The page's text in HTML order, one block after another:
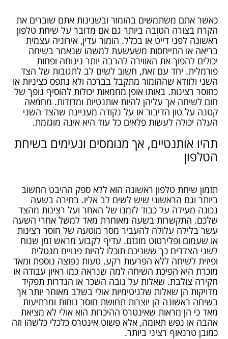
כאשר אתם משתמשים בהומור ובשנינות אתם שוברים את
הקרח בצורה הטובה ביותר גם אם מדובר על שיחת טלפון
ראשונה לפני דייט או בכלל. הומור עדין, אירוניה עצמית
בריאה או התייחסות משעשעת למשהו שנאמר בשיחה
יכולים להפוך את האווירה להרבה יותר נינוחה ופחות
פורמלית. יחד עם זאת, חשוב לשים לב לתגובות של הצד
השני ולוודא שההומור מתקבל בברכה ולא נתפס כציניות או
כחוסר רצינות. באותו אופן מחמאות יכולות להוסיף נופך של
חום לשיחה אך עליהן להיות אותנטיות ומדודות. מחמאה
קטנה על טון הדיבור או על נקודה מעניינת שהצד השני
העלה יכולה לעשות פלאים כל עוד היא אינה מוגזמת.
תהיו אותנטיים, אך מנומסים ונעימים בשיחת
הטלפון
תזמון שיחת טלפון ראשונה הוא ללא ספק ההיבט החשוב
ביותר וגם הראשוני שיש לשים לב אליו. בחירה בשעה
נכונה מעידה על כבוד לזמנו של האחר ועל רצינות מהצד
שלכם. התקשרות בשעה מאוחרת מאד למשל אחרי השעה
עשר בלילה עלולה להעביר מסר מוטעה של חוסר רצינות
או שעמום ופלירטוט מוגזם. עדיף לקבוע מראש זמן שנוח
לשני הצדדים כך ששניכם תוכלו להיות פנויים מנטלית
ופיזית לשיחה ללא הפרעות רקע. טעות נפוצה נוספת ומאד
מוכרת היא הפיכת השיחה למה שנראה כמו ראיון עבודה או
חקירה צולבת. שאלות על גובה השכר או הגדרות תפקיד
מדויקות הן שאלות שלגיטימיות אולי בשלב מאוחר יותר אך
בשיחה ראשונה הן יוצרות תחושת חוסר נוחות ומרתיעות
מאד כי הן מראות שאינטרס ההיכרות הוא אולי לא מציאת
אהבה או נפש תאומה, אלא פשוט אינטרס כלכלי כלשהו וזה
כמובן טרנאוף רציני ביותר.